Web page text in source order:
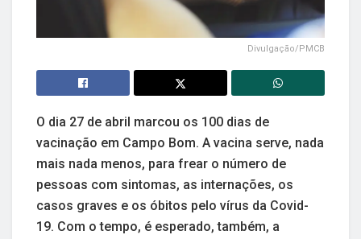
Divulgação/PMCB
O dia 27 de abril marcou os 100 dias de
vacinação em Campo Bom. A vacina serve, nada
mais nada menos, para frear o número de
pessoas com sintomas, as internações, os
casos graves e os óbitos pelo vírus da Covid-
19. Com o tempo, é esperado, também, a